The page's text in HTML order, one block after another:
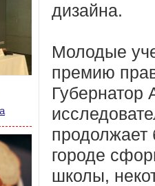
дизайна.
Молодые
премию
Губернатор
продолжает
городе
школы,